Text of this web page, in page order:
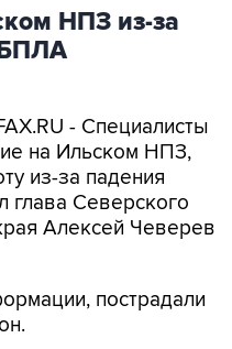
НПЗ из-за
- Специалисты
на Ильском НПЗ,
из-за падения
Северского
Алексей Чеверев
пострадали